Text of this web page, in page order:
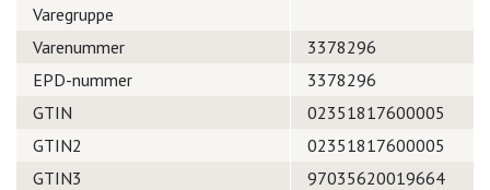
Varegruppe
Varenummer
3378296
EPD-nummer
3378296
GTIN
02351817600005
GTIN2
02351817600005
GTIN3
97035620019664